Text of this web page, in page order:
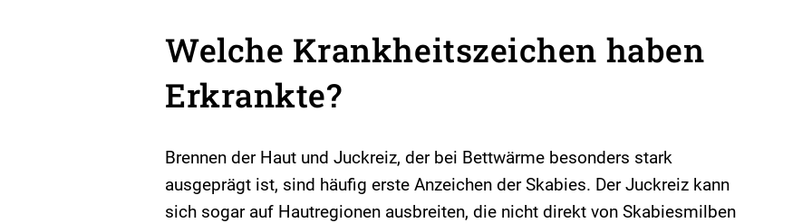
Welche Krankheitszeichen haben
Erkrankte?
Brennen der Haut und Juckreiz, der bei Bettwärme besonders stark
ausgeprägt ist, sind häufig erste Anzeichen der Skabies. Der Juckreiz kann
sich sogar auf Hautregionen ausbreiten, die nicht direkt von Skabiesmilben